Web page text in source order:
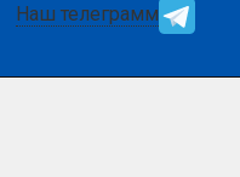
Наш телеграмм